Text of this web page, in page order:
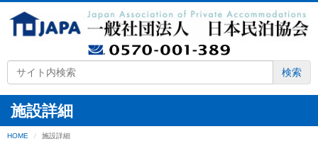
検索
施設詳細
HOME 施設詳細